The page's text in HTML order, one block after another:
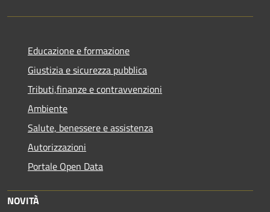
Educazione e formazione
Giustizia e sicurezza pubblica
Tributi,finanze e contravvenzioni
Ambiente
Salute, benessere e assistenza
Autorizzazioni
Portale Open Data
NOVITÀ